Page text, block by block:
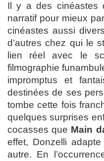
Il y a des cinéastes
narratif pour mieux
cinéastes aussi
d’autres chez qui le
lien réel avec le
filmographie
impromptus et
destinées de ses
tombe cette fois
quelques surprises
cocasses que Main
effet, Donzelli
autre. En